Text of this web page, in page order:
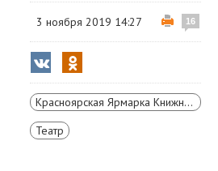
3 ноября 2019 14:27 16
Красноярская Ярмарка Книжной Культуры
Театр